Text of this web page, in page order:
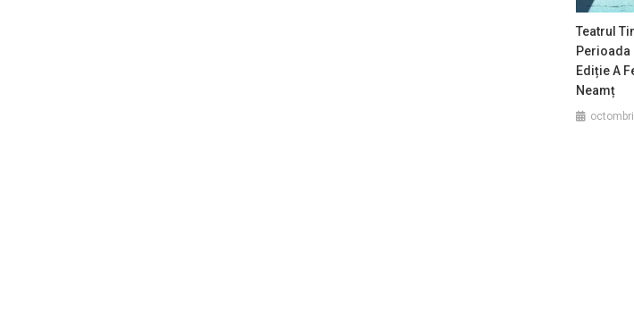
Teatrul
Perioada
Ediție A
Neamț